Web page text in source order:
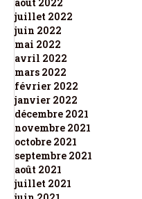
juillet 2022
juin 2022
mai 2022
avril 2022
mars 2022
février 2022
janvier 2022
décembre 2021
novembre 2021
octobre 2021
septembre 2021
août 2021
juillet 2021